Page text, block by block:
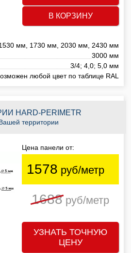
В КОРЗИНУ
мм, 1730 мм, 2030 мм, 2430 мм
3000 мм
3/4; 4,0; 5,0 мм
любой цвет по таблице RAL
HARD-PERIMETR
территории
Цена панели от:
1578 руб/метр
1688руб/метр
УЗНАТЬ ТОЧНУЮ
ЦЕНУ